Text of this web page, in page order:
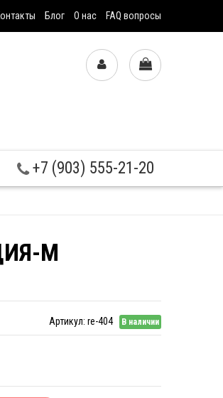
Блог О нас FAQ вопросы
+7 (903) 555-21-20
М
В наличии
Артикул: re-404